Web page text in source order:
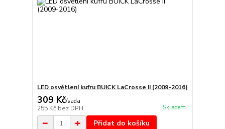
LED osvětlení kufru BUICK LaCrosse II (2009-2016)
309 Kč/sada
255 Kč bez DPH Skladem
Přidat do košíku